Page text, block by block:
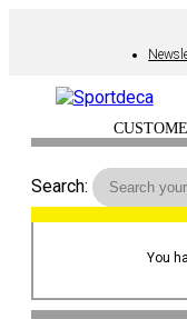
Search:
You